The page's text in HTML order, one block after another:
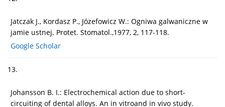
Jatczak J., Kordasz P., Józefowicz W.: Ogniwa galwaniczne w
jamie ustnej. Protet. Stomatol.,1977, 2, 117-118.
Google Scholar
13.
Johansson B. I.: Electrochemical action due to short-
circuiting of dental alloys. An in vitroand in vivo study.